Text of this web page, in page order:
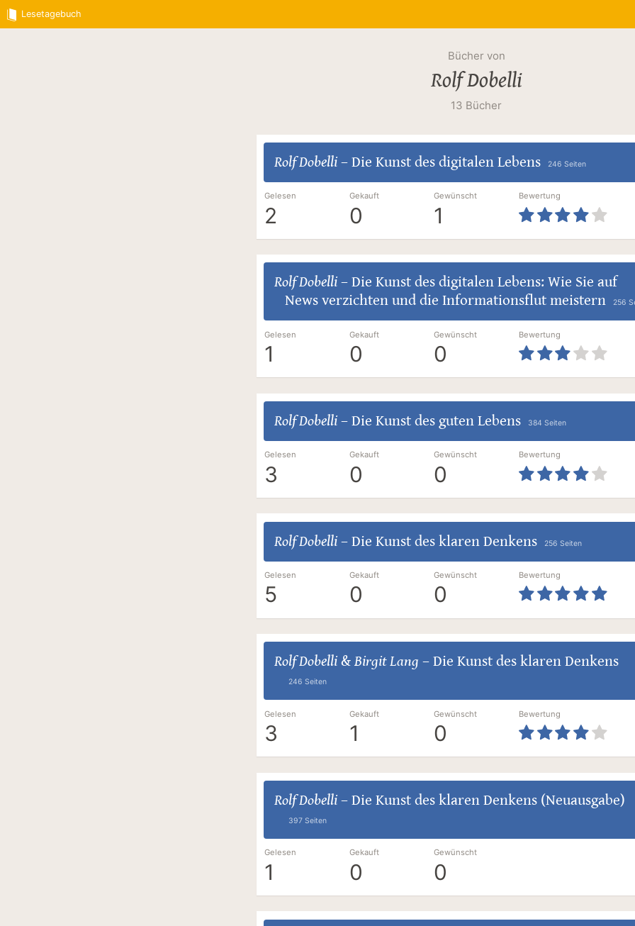
Lesetagebuch
Bücher von
Rolf Dobelli
13 Bücher
Rolf Dobelli– Die Kunst des digitalen Lebens 246 Seiten
Gelesen
2
Gekauft
0
Gewünscht
1
Bewertung
Rolf Dobelli– Die Kunst des digitalen Lebens: Wie Sie auf
News verzichten und die Informationsflut meistern
256
Gelesen
1
Gekauft
0
Gewünscht
0
Bewertung
Rolf Dobelli– Die Kunst des guten Lebens 384 Seiten
Gelesen
3
Gekauft
0
Gewünscht
0
Bewertung
Rolf Dobelli– Die Kunst des klaren Denkens 256 Seiten
Gelesen
5
Gekauft
0
Gewünscht
0
Bewertung
Rolf Dobelli& Birgit Lang – Die Kunst des klaren Denkens
246 Seiten
Gelesen
3
Gekauft
1
Gewünscht
0
Bewertung
Rolf Dobelli– Die Kunst des klaren Denkens (Neuausgabe)
397 Seiten
Gelesen
1
Gekauft
0
Gewünscht
0